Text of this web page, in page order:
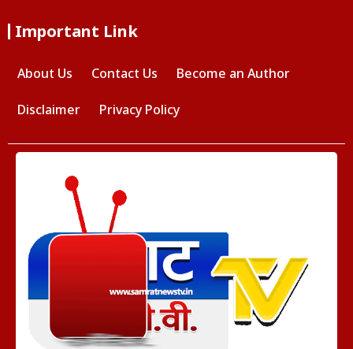
Important Link
About Us Contact Us Become an Author
Disclaimer Privacy Policy